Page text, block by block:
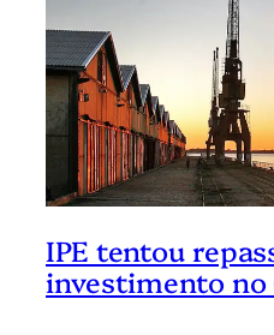
IPE tentou
investimento no